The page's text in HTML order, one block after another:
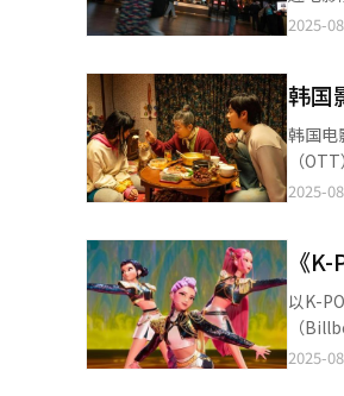
▲票房惨不忍睹 旺季频频失
次，票
《犯罪
影仅十几部。 在新冠疫情全球大流行前，韩国以全年
次，
人担忧
70%
为黯淡。 春节黄金档过后，影帝河正宇主演的电影《破碎》仅吸引19万人次的观众，票房和口碑都
《那些
超过
上映的
2025-
韩国
韩国电
（OTT
发布的
求。
观众成为上半年最卖座影
民币
业绩预计同样承压。 当前更大挑
期内难以
2025-
《
以K-
（
周上升一位，刷新自身
2025-